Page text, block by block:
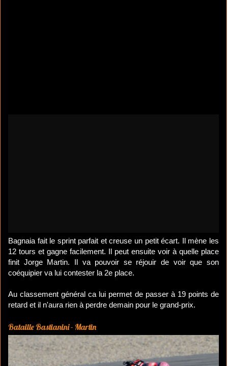
Bagnaia fait le sprint parfait et creuse un petit écart. Il mène les
12 tours et gagne facilement. Il peut ensuite voir à quelle place
finit Jorge Martin. Il va pouvoir se réjouir de voir que son
coéquipier va lui contester la 2e place.
Au classement général ca lui permet de passer à 19 points de
retard et il n'aura rien à perdre demain pour le grand-prix.
Bataille Bastianini - Martin